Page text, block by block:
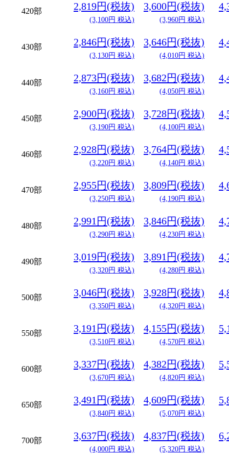
420部 2,819円(税抜)
(3,100円 税込)
3,600円(税抜)
(3,960円 税込)
430部 2,846円(税抜)
(3,130円 税込)
3,646円(税抜)
(4,010円 税込)
440部 2,873円(税抜)
(3,160円 税込)
3,682円(税抜)
(4,050円 税込)
450部 2,900円(税抜)
(3,190円 税込)
3,728円(税抜)
(4,100円 税込)
460部 2,928円(税抜)
(3,220円 税込)
3,764円(税抜)
(4,140円 税込)
470部 2,955円(税抜)
(3,250円 税込)
3,809円(税抜)
(4,190円 税込)
480部 2,991円(税抜)
(3,290円 税込)
3,846円(税抜)
(4,230円 税込)
490部 3,019円(税抜)
(3,320円 税込)
3,891円(税抜)
(4,280円 税込)
500部 3,046円(税抜)
(3,350円 税込)
3,928円(税抜)
(4,320円 税込)
550部 3,191円(税抜)
(3,510円 税込)
4,155円(税抜)
(4,570円 税込)
600部 3,337円(税抜)
(3,670円 税込)
4,382円(税抜)
(4,820円 税込)
650部 3,491円(税抜)
(3,840円 税込)
4,609円(税抜)
(5,070円 税込)
700部 3,637円(税抜)
(4,000円 税込)
4,837円(税抜)
(5,320円 税込)